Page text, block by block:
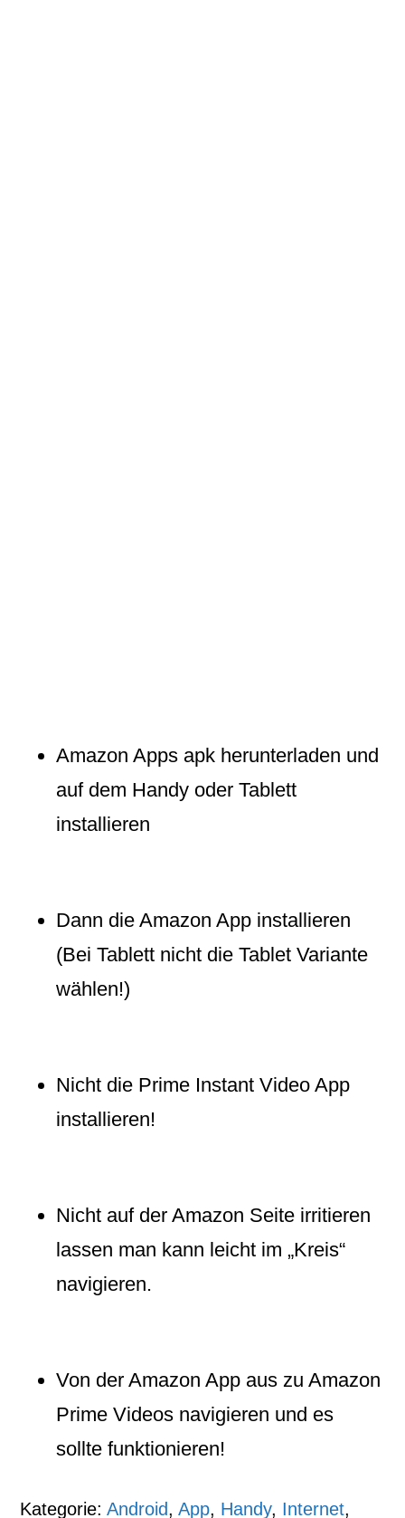
Amazon Apps apk herunterladen und
auf dem Handy oder Tablett
installieren
Dann die Amazon App installieren
(Bei Tablett nicht die Tablet Variante
wählen!)
Nicht die Prime Instant Video App
installieren!
Nicht auf der Amazon Seite irritieren
lassen man kann leicht im „Kreis“
navigieren.
Von der Amazon App aus zu Amazon
Prime Videos navigieren und es
sollte funktionieren!
Kategorie:Android,App, Handy, Internet,